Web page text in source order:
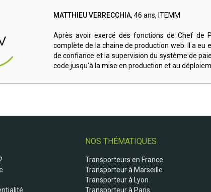
MATTHIEU VERRECCHIA, 46 ans, ITEMM
Après avoir exercé des fonctions de Chef de
complète de la chaine de production web. Il a eu
de confiance et la supervision du système de
code jusqu'à la mise en production et au
NOS THÉMATIQUES
Transporteurs en France
Transporteur à Marseille
Transporteur à Lyon
Transporteur à Paris